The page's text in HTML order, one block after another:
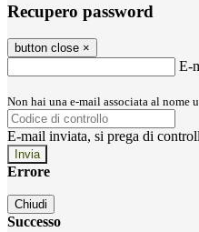
Recupero password
button close ×
E-
Non hai una e-mail associata al nome
E-mail inviata, si prega di
Errore
Chiudi
Successo